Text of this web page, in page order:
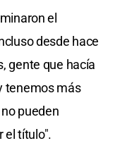
el
desde hace
gente que hacía
tenemos más
pueden
el título".